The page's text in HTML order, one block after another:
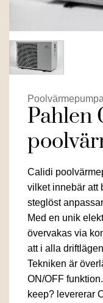
Pahlen
Calidi
vilket innebär att
steglöst
Med en unik
övervakas via
att i alla
Tekniken är
ON/OFF
keep? levererar